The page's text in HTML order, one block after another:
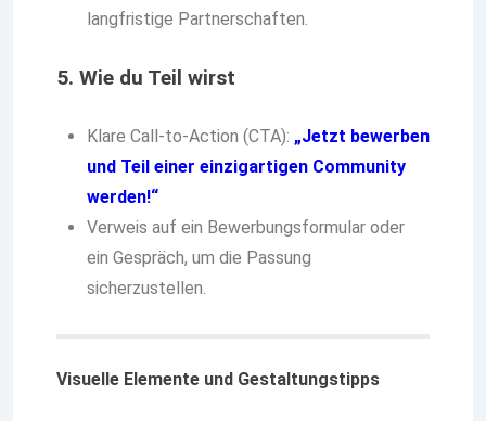
langfristige Partnerschaften.
5. Wie du Teil wirst
Klare Call-to-Action (CTA): „Jetzt bewerben
und Teil einer einzigartigen Community
werden!“
Verweis auf ein Bewerbungsformular oder
ein Gespräch, um die Passung
sicherzustellen.
Visuelle Elemente und Gestaltungstipps